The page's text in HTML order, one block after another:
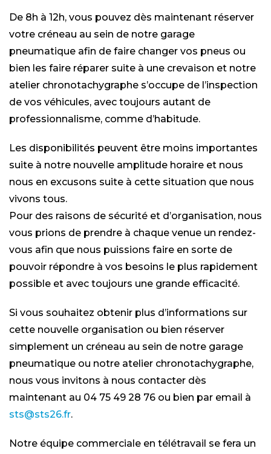
De 8h à 12h, vous pouvez dès maintenant réserver
votre créneau au sein de notre garage
pneumatique afin de faire changer vos pneus ou
bien les faire réparer suite à une crevaison et notre
atelier chronotachygraphe s’occupe de l’inspection
de vos véhicules, avec toujours autant de
professionnalisme, comme d’habitude.
Les disponibilités peuvent être moins importantes
suite à notre nouvelle amplitude horaire et nous
nous en excusons suite à cette situation que nous
vivons tous.
Pour des raisons de sécurité et d’organisation, nous
vous prions de prendre à chaque venue un rendez-
vous afin que nous puissions faire en sorte de
pouvoir répondre à vos besoins le plus rapidement
possible et avec toujours une grande efficacité.
Si vous souhaitez obtenir plus d’informations sur
cette nouvelle organisation ou bien réserver
simplement un créneau au sein de notre garage
pneumatique ou notre atelier chronotachygraphe,
nous vous invitons à nous contacter dès
maintenant au 04 75 49 28 76 ou bien par email à
sts@sts26.fr.
Notre équipe commerciale en télétravail se fera un